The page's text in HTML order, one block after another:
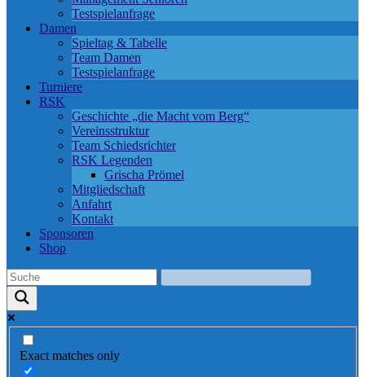
Testspielanfrage
Damen
Spieltag & Tabelle
Team Damen
Testspielanfrage
Turniere
RSK
Geschichte „die Macht vom Berg“
Vereinsstruktur
Team Schiedsrichter
RSK Legenden
Grischa Prömel
Mitgliedschaft
Anfahrt
Kontakt
Sponsoren
Shop
Exact matches only